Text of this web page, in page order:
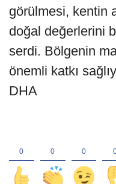
görülmesi, kentin
doğal değerlerini
serdi. Bölgenin
önemli katkı
DHA